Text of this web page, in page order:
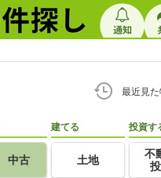
最近見
中古
建てる
土地
投資す
不